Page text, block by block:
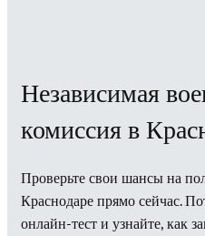
Независимая
комиссия в
Проверьте свои шансы на
Краснодаре прямо сейчас.
онлайн-тест и узнайте, как